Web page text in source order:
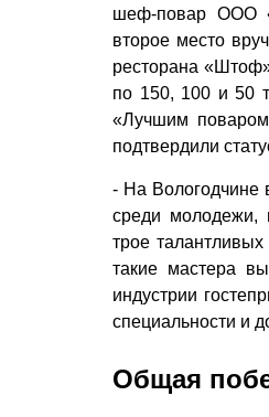
шеф-повар ООО
второе место
ресторана
по 150, 100 и 50
«Лучшим
подтвердили
- На Вологодчине
среди молодежи,
трое
такие мастера
индустрии
специальности и
Общая